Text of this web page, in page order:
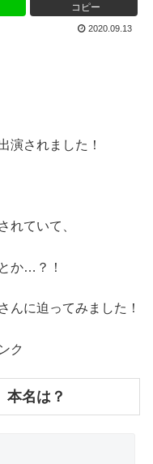
コピー
2020.09.13
演されました！
れていて、
か…？！
んに迫ってみました！
ク
本名は？